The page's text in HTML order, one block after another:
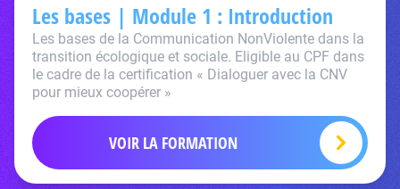
Les bases | Module 1 : Introduction
Les bases de la Communication NonViolente dans la
transition écologique et sociale. Eligible au CPF dans
le cadre de la certification « Dialoguer avec la CNV
pour mieux coopérer »
VOIR LA FORMATION